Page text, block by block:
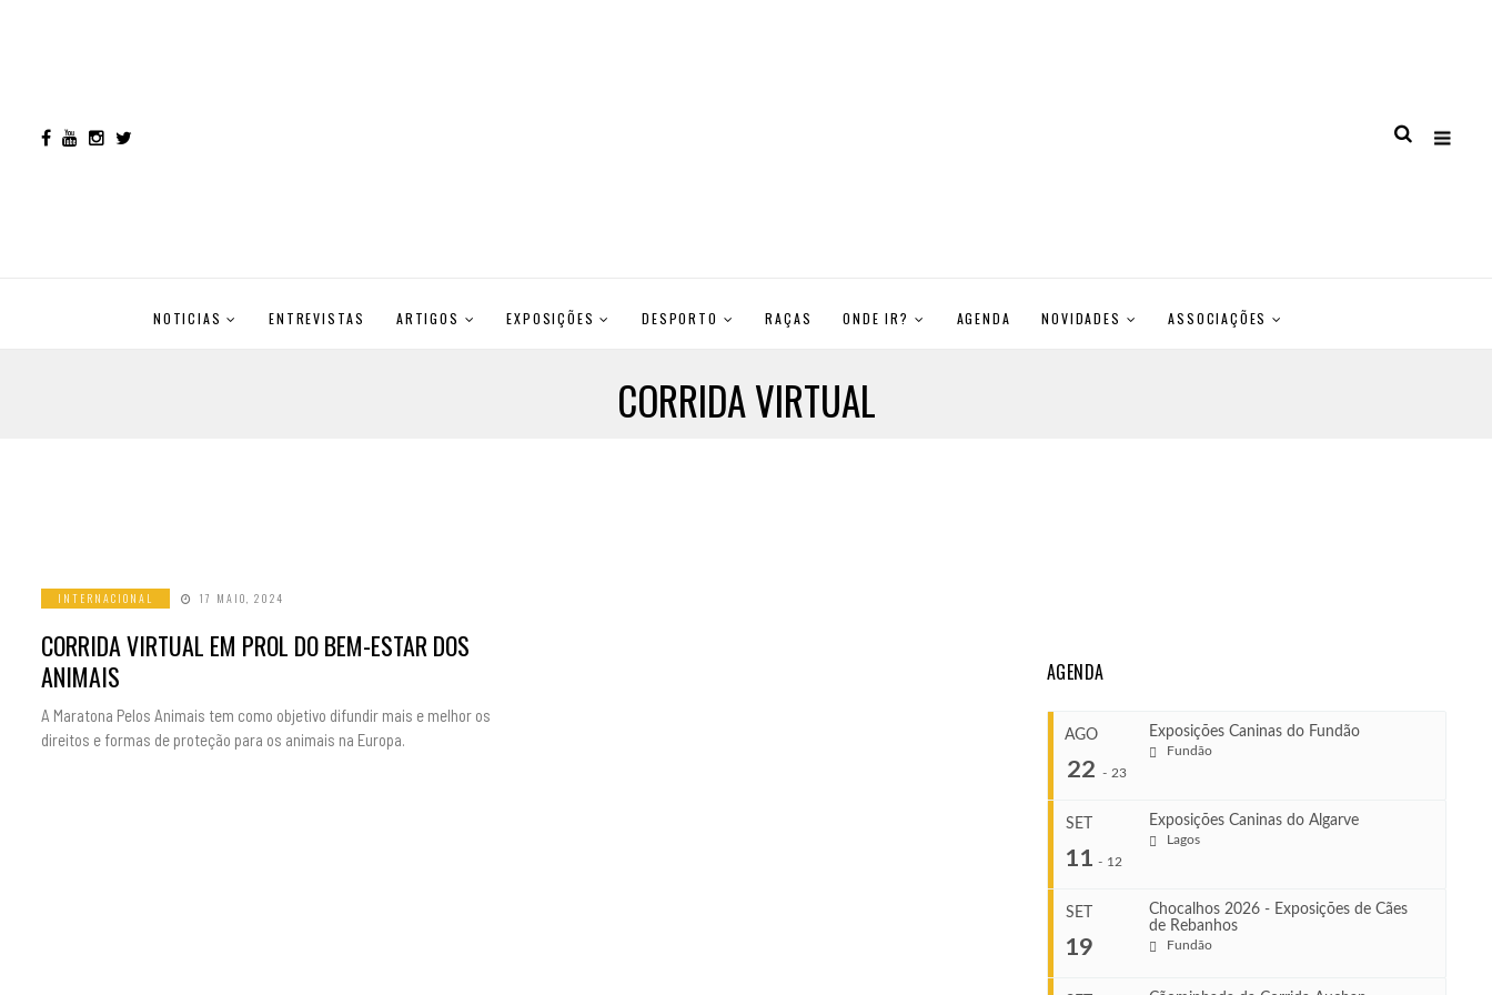
NOTICIAS ENTREVISTAS ARTIGOS EXPOSIÇÕES DESPORTO RAÇAS ONDE IR? AGENDA NOVIDADES ASSOCIAÇÕES
CORRIDA VIRTUAL
INTERNACIONAL 17 MAIO, 2024
CORRIDA VIRTUAL EM PROL DO BEM-ESTAR DOS
ANIMAIS
A Maratona Pelos Animais tem como objetivo difundir mais e melhor os
direitos e formas de proteção para os animais na Europa.
AGENDA
AGO
22 - 23
Exposições Caninas do Fundão
Fundão
Ago 22, 2026
SET
11 - 12
Exposições Caninas do Algarve
Lagos
SET
19
Chocalhos 2026 - Exposições de Cães
de Rebanhos
Fundão